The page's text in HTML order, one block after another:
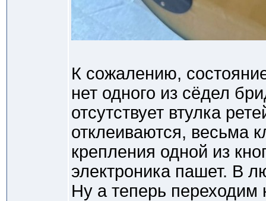
К сожалению,
нет одного из сёдел
отсутствует втулка
отклеиваются, весьма
крепления одной из
электроника пашет. В
Ну а теперь переходим